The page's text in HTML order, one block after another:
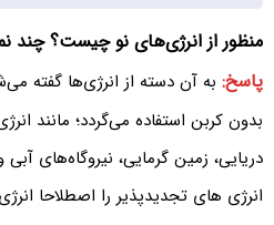
منظور از انرژی‌های نو چیست؟ چند
پاسخ: به آن دسته از انرژی‌ها گفته
بدون کربن استفاده می‌گردد؛ مانند
دریایی، زمین گرمایی، نیروگاه‌های
انرژی های تجدیدپذیر را اصطلاحا